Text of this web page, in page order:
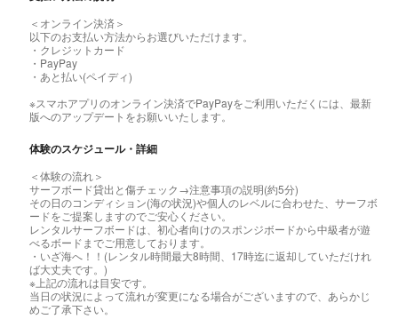
＜オンライン決済＞
以下のお支払い方法からお選びいただけます。
・クレジットカード
・PayPay
・あと払い(ペイディ)
※スマホアプリのオンライン決済でPayPayをご利用いただくには、最新
版へのアップデートをお願いいたします。
体験のスケジュール・詳細
＜体験の流れ＞
サーフボード貸出と傷チェック→注意事項の説明(約5分)
その日のコンディション(海の状況)や個人のレベルに合わせた、サーフボ
ードをご提案しますのでご安心ください。
レンタルサーフボードは、初心者向けのスポンジボードから中級者が遊
べるボードまでご用意しております。
・いざ海へ！！(レンタル時間最大8時間、17時迄に返却していただけれ
ば大丈夫です。)
※上記の流れは目安です。
当日の状況によって流れが変更になる場合がございますので、あらかじ
めご了承下さい。